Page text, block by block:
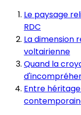
Le paysage
RDC
La dimension
voltairienne
Quand la
Entre